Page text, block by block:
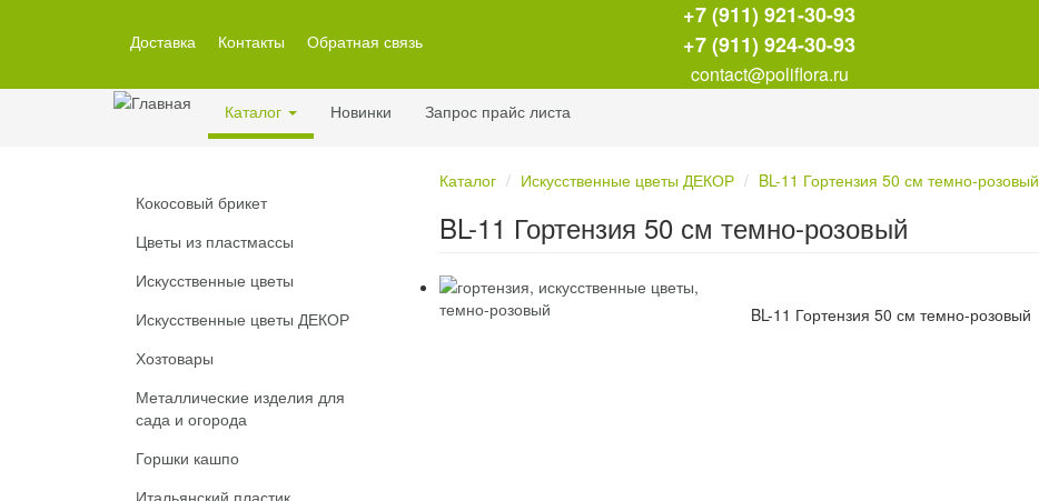
Доставка Контакты Обратная связь
+7 (911) 921-30-93
+7 (911) 924-30-93
contact@poliflora.ru
Каталог Новинки Запрос прайс листа
Кокосовый брикет
Цветы из пластмассы
Искусственные цветы
Искусственные цветы ДЕКОР
Хозтовары
Металлические изделия для
сада и огорода
Горшки кашпо
Итальянский пластик
Каталог Искусственные цветы ДЕКОР BL-11 Гортензия 50 см темно-розовый
BL-11 Гортензия 50 см темно-розовый
BL-11 Гортензия 50 см темно-розовый